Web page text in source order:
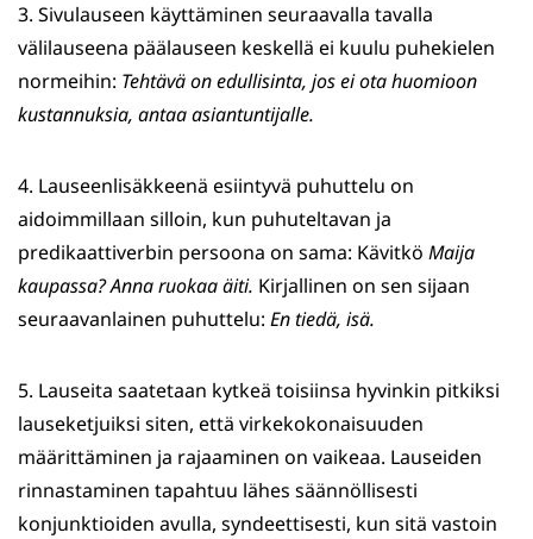
3. Sivulauseen käyttäminen seuraavalla tavalla
välilauseena päälauseen keskellä ei kuulu puhekielen
normeihin: Tehtävä on edullisinta, jos ei ota huomioon
kustannuksia, antaa asiantuntijalle.
4. Lauseenlisäkkeenä esiintyvä puhuttelu on
aidoimmillaan silloin, kun puhuteltavan ja
predikaattiverbin persoona on sama: Kävitkö Maija
kaupassa? Anna ruokaa äiti. Kirjallinen on sen sijaan
seuraavanlainen puhuttelu: En tiedä, isä.
5. Lauseita saatetaan kytkeä toisiinsa hyvinkin pitkiksi
lauseketjuiksi siten, että virkekokonaisuuden
määrittäminen ja rajaaminen on vaikeaa. Lauseiden
rinnastaminen tapahtuu lähes säännöllisesti
konjunktioiden avulla, syndeettisesti, kun sitä vastoin